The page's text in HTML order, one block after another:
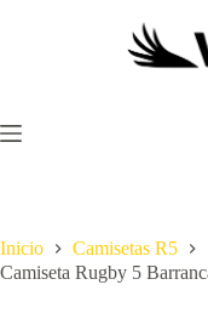
Inicio
Camisetas R5
Camiseta Rugby 5